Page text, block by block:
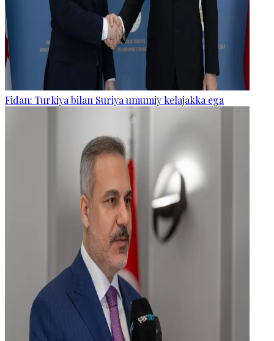
Fidan: Turkiya bilan Suriya umumiy kelajakka ega